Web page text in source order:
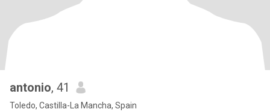
antonio, 41
Toledo, Castilla-La Mancha, Spain